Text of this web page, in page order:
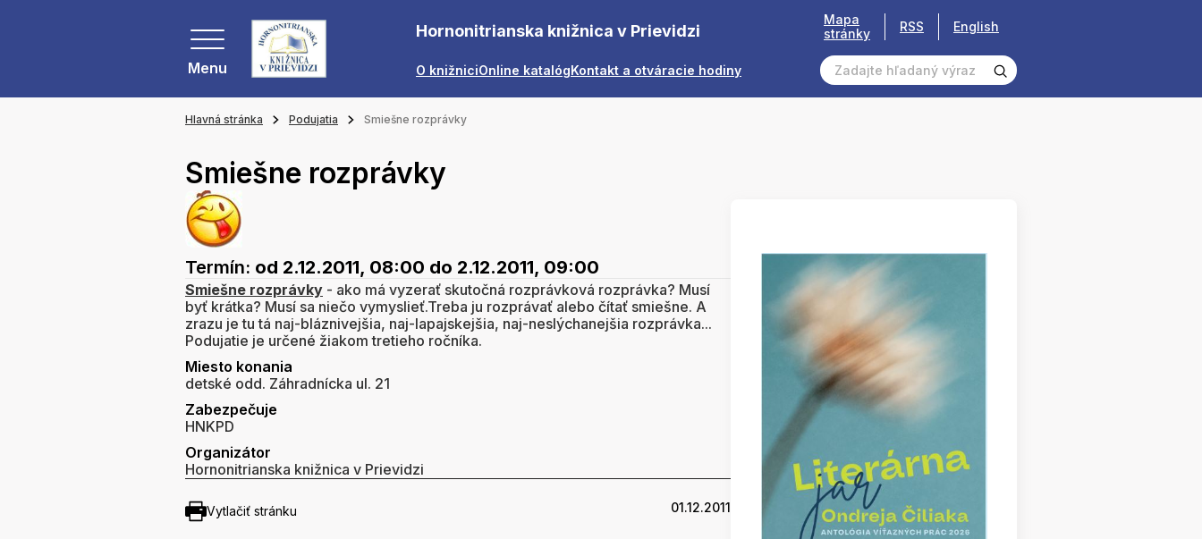
Menu
Hornonitrianska knižnica v Prievidzi
O knižniciOnline katalógKontakt a otváracie hodiny
Mapa
stránky
RSS English
Hlavná stránka Podujatia Smiešne rozprávky
Smiešne rozprávky
Termín: od 2.12.2011, 08:00 do 2.12.2011, 09:00
Smiešne rozprávky - ako má vyzerať skutočná rozprávková rozprávka? Musí
byť krátka? Musí sa niečo vymyslieť.Treba ju rozprávať alebo čítať smiešne. A
zrazu je tu tá naj-bláznivejšia, naj-lapajskejšia, naj-neslýchanejšia rozprávka...
Podujatie je určené žiakom tretieho ročníka.
Miesto konania
detské odd. Záhradnícka ul. 21
Zabezpečuje
HNKPD
Organizátor
Hornonitrianska knižnica v Prievidzi
Vytlačiť stránku 01.12.2011